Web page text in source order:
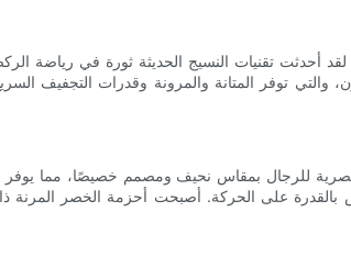
لقد أحدثت تقنيات النسيج الحديثة ثورة في
والتي توفر المتانة والمرونة وقدرات التجفيف
للرجال بمقاس نحيف ومصمم خصيصًا، مما يوفر
على الحركة. أصبحت أحزمة الخصر المرنة